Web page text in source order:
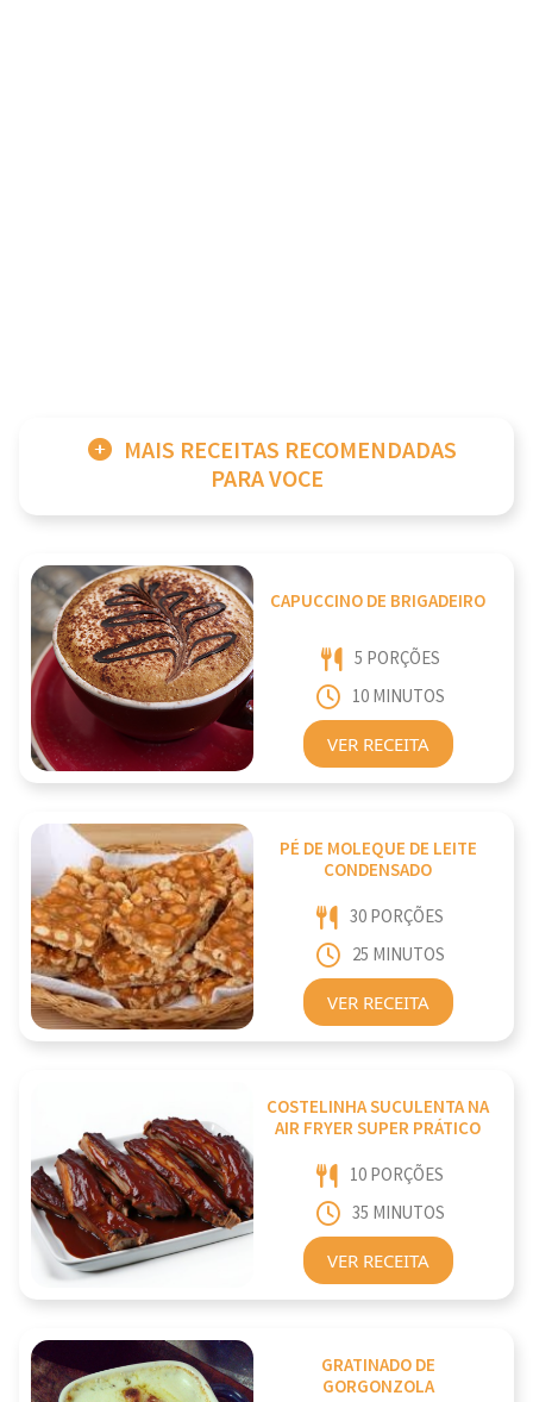
MAIS RECEITAS RECOMENDADAS
PARA VOCE
CAPUCCINO DE BRIGADEIRO
5 PORÇÕES
10 MINUTOS
VER RECEITA
PÉ DE MOLEQUE DE LEITE
CONDENSADO
30 PORÇÕES
25 MINUTOS
VER RECEITA
COSTELINHA SUCULENTA NA
AIR FRYER SUPER PRÁTICO
10 PORÇÕES
35 MINUTOS
VER RECEITA
GRATINADO DE
GORGONZOLA